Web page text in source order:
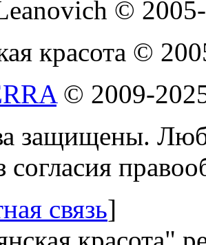
©
красота ©
© 2009-
защищены.
согласия
связь]